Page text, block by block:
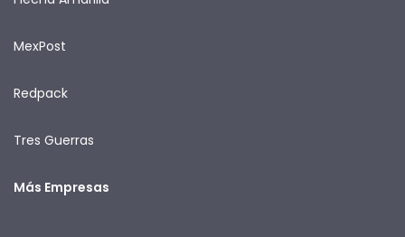
MexPost
Redpack
Tres Guerras
Más Empresas